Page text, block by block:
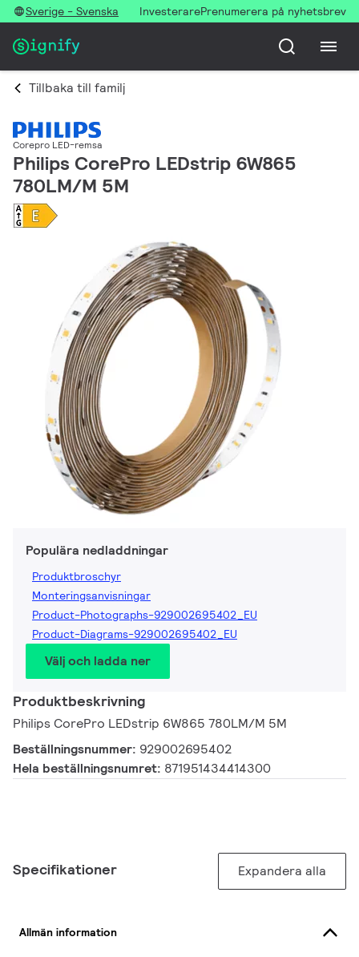
Sverige - Svenska InvesterarePrenumerera på nyhetsbrev
Tillbaka till familj
Corepro LED-remsa
Philips CorePro LEDstrip 6W865
780LM/M 5M
Populära nedladdningar
Produktbroschyr
Monteringsanvisningar
Product-Photographs-929002695402_EU
Product-Diagrams-929002695402_EU
Välj och ladda ner
Produktbeskrivning
Philips CorePro LEDstrip 6W865 780LM/M 5M
Beställningsnummer: 929002695402
Hela beställningsnumret: 871951434414300
Specifikationer Expandera alla
Allmän information